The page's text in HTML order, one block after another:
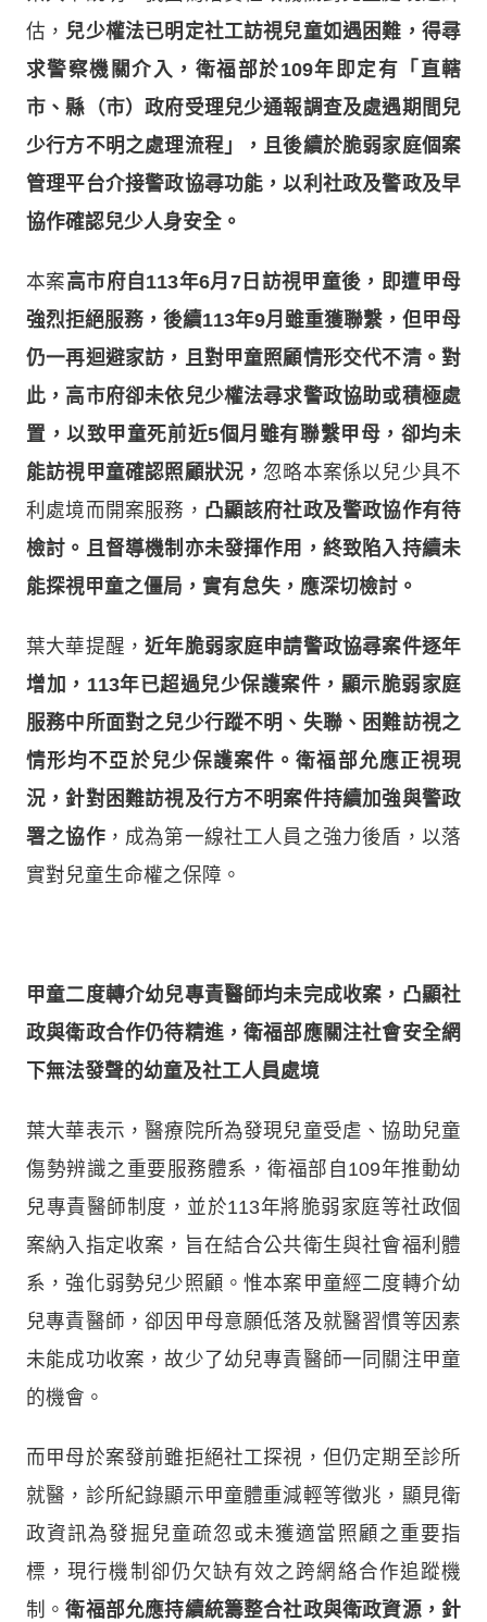
估， 兒少權法已明定社工訪視兒童如遇困難，得尋
求警察機關介入，衛福部於109年即定有「直轄
市、縣（市）政府受理兒少通報調查及處遇期間兒
少行方不明之處理流程」，且後續於脆弱家庭個案
管理平台介接警政協尋功能，以利社政及警政及早
協作確認兒少人身安全。
本案高市府自113年6月7日訪視甲童後，即遭甲母
強烈拒絕服務，後續113年9月雖重獲聯繫，但甲母
仍一再迴避家訪，且對甲童照顧情形交代不清。對
此，高市府卻未依兒少權法尋求警政協助或積極處
置，以致甲童死前近5個月雖有聯繫甲母，卻均未
能訪視甲童確認照顧狀況， 忽略本案係以兒少具不
利處境而開案服務， 凸顯該府社政及警政協作有待
檢討。且督導機制亦未發揮作用，終致陷入持續未
能探視甲童之僵局，實有怠失，應深切檢討。
葉大華提醒，近年脆弱家庭申請警政協尋案件逐年
增加，113年已超過兒少保護案件，顯示脆弱家庭
服務中所面對之兒少行蹤不明、失聯、困難訪視之
情形均不亞於兒少保護案件。衛福部允應正視現
況，針對困難訪視及行方不明案件持續加強與警政
署之協作，成為第一線社工人員之強力後盾，以落
實對兒童生命權之保障。
甲童二度轉介幼兒專責醫師均未完成收案，凸顯社
政與衛政合作仍待精進，衛福部應關注社會安全網
下無法發聲的幼童及社工人員處境
葉大華表示，醫療院所為發現兒童受虐、協助兒童
傷勢辨識之重要服務體系，衛福部自109年推動幼
兒專責醫師制度，並於113年將脆弱家庭等社政個
案納入指定收案，旨在結合公共衛生與社會福利體
系，強化弱勢兒少照顧。惟本案甲童經二度轉介幼
兒專責醫師，卻因甲母意願低落及就醫習慣等因素
未能成功收案，故少了幼兒專責醫師一同關注甲童
的機會。
而甲母於案發前雖拒絕社工探視，但仍定期至診所
就醫，診所紀錄顯示甲童體重減輕等徵兆，顯見衛
政資訊為發掘兒童疏忽或未獲適當照顧之重要指
標，現行機制卻仍欠缺有效之跨網絡合作追蹤機
制。衛福部允應持續統籌整合社政與衛政資源，針